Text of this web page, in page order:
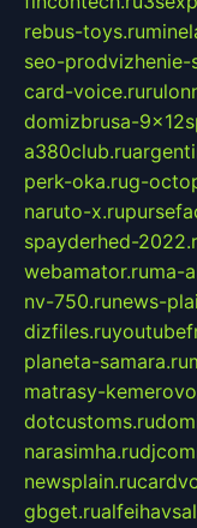
rebus-toys.ru
seo-
card-voice.ru
domizbrusa-
a380club.ru
perk-oka.rug-
naruto-x.ru
spayderhed-
webamator.ruma-
nv-750.runews-
dizfiles.ru
planeta-samara.ru
matrasy-
dotcustoms.ru
narasimha.ru
newsplain.ru
gbget.ru